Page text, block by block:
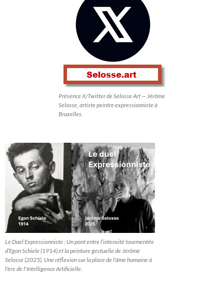
Présence X/Twitter de Selosse Art — Jérôme
Selosse, artiste peintre expressionniste à
Bruxelles.
Le Duel Expressionniste : Un pont entre l’intensité tourmentée
d’Egon Schiele (1914) et la peinture gestuelle de Jérôme
Selosse (2025). Une réflexion sur la place de l'âme humaine à
l'ère de l'Intelligence Artificielle.